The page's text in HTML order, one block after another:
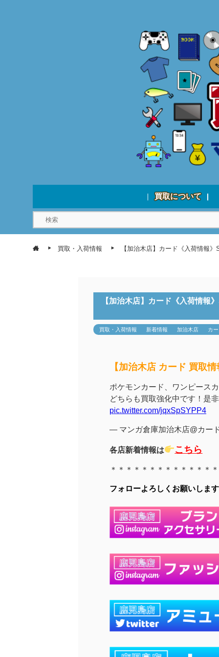
買取について
買取・入荷情報 【加治木店】カード《入荷情報
【加治木店】カード《入荷情報
買取・入荷情報 新着情報 加治木店 カ
【加治木店 カード 買取
ポケモンカード、ワンピース
どちらも買取強化中です！是
pic.twitter.com/jqxSpSYPP4
— マンガ倉庫加治木店@カー
各店新着情報は こちら
＊＊＊＊＊＊＊＊＊＊＊＊＊
フォローよろしくお願いしま